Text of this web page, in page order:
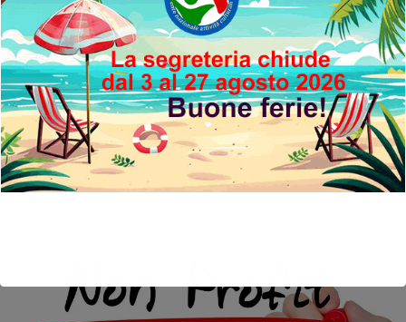
Video cerimonia di premiazione Premio Mameli - Seconda
edizione - Roma